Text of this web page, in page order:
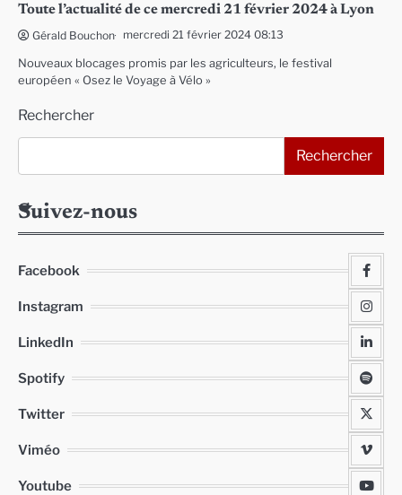
Toute l’actualité de ce mercredi 21 février 2024 à Lyon
Gérald Bouchon mercredi 21 février 2024 08:13
Nouveaux blocages promis par les agriculteurs, le festival
européen « Osez le Voyage à Vélo »
Rechercher
Rechercher
Suivez-nous
Facebook
Instagram
LinkedIn
Spotify
Twitter
Viméo
Youtube